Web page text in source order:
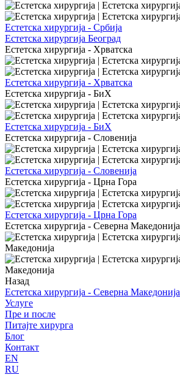
Естетска хирургија - Србија
Естетска хирургија Београд
Естетска хирургија - Хрватска
Естетска хирургија - Хрватска
Естетска хирургија - БиХ
Естетска хирургија - БиХ
Естетска хирургија - Словенија
Естетска хирургија - Словенија
Естетска хирургија - Црна Гора
Естетска хирургија - Црна Гора
Естетска хирургија - Северна Македонија
Назад
Естетска хирургија - Северна Македонија
Услуге
Пре и после
Питајте хирурга
Блог
Контакт
EN
RU